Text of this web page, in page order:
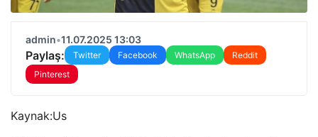
admin•11.07.2025 13:03
Paylaş: Twitter Facebook WhatsApp
Reddit
Pinterest
Kaynak:Us